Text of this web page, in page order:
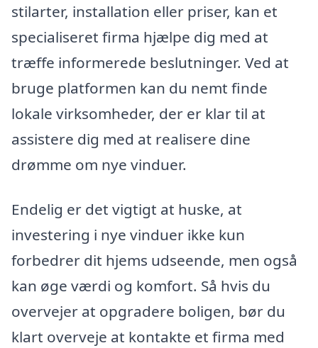
stilarter, installation eller priser, kan et
specialiseret firma hjælpe dig med at
træffe informerede beslutninger. Ved at
bruge platformen kan du nemt finde
lokale virksomheder, der er klar til at
assistere dig med at realisere dine
drømme om nye vinduer.
Endelig er det vigtigt at huske, at
investering i nye vinduer ikke kun
forbedrer dit hjems udseende, men også
kan øge værdi og komfort. Så hvis du
overvejer at opgradere boligen, bør du
klart overveje at kontakte et firma med